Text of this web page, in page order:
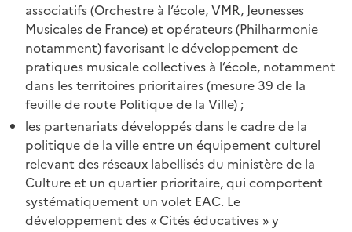
associatifs (Orchestre à l’école, VMR, Jeunesses
Musicales de France) et opérateurs (Philharmonie
notamment) favorisant le développement de
pratiques musicale collectives à l’école, notamment
dans les territoires prioritaires (mesure 39 de la
feuille de route Politique de la Ville) ;
les partenariats développés dans le cadre de la
politique de la ville entre un équipement culturel
relevant des réseaux labellisés du ministère de la
Culture et un quartier prioritaire, qui comportent
systématiquement un volet EAC. Le
développement des « Cités éducatives » y